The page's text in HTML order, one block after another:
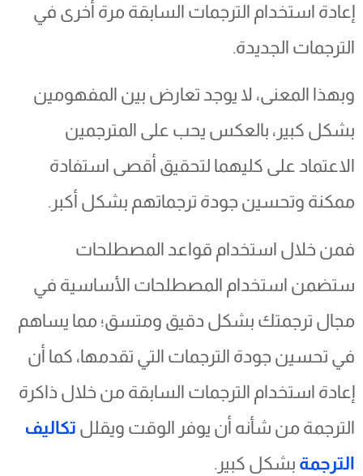
إعادة استخدام الترجمات السابقة مرة أخرى في
الترجمات الجديدة.
وبهذا المعنى، لا يوجد تعارض بين المفهومين
بشكل كبير، بالعكس يحب على المترجمين
الاعتماد على كليهما لتحقيق أقصى استفادة
ممكنة وتحسين جودة ترجماتهم بشكل أكبر.
فمن خلال استخدام قواعد المصطلحات
ستضمن استخدام المصطلحات الأساسية في
مجال ترجمتك بشكل دقيق ومتسق؛ مما يساهم
في تحسين جودة الترجمات التي تقدمها، كما أن
إعادة استخدام الترجمات السابقة من خلال ذاكرة
الترجمة من شأنه أن يوفر الوقت ويقلل تكاليف
الترجمةبشكل كبير.